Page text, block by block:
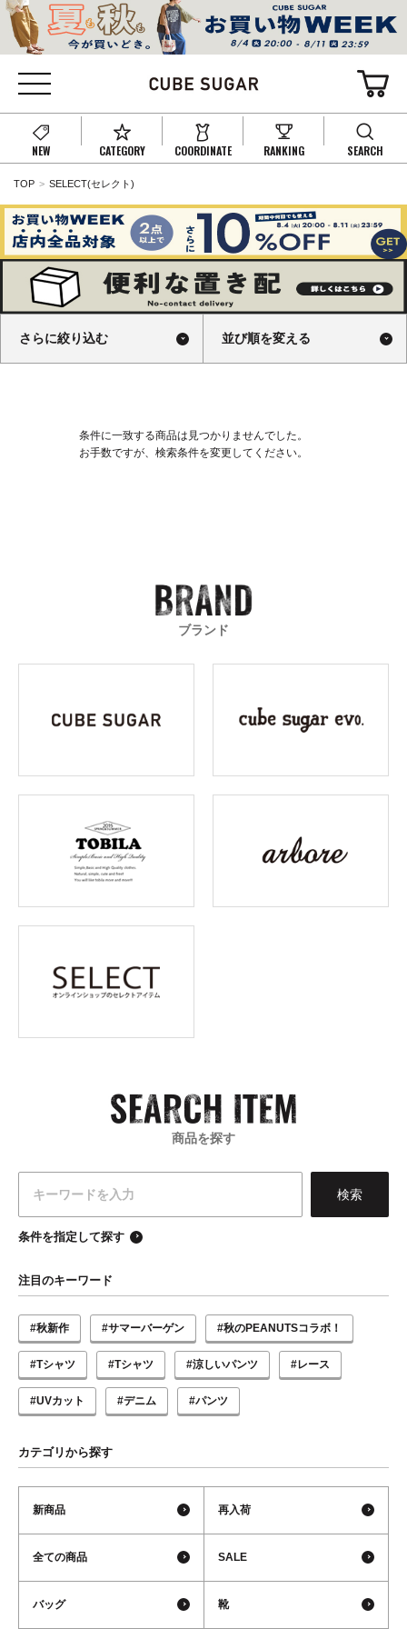
NEW CATEGORY COORDINATE RANKING SEARCH
TOP SELECT(セレクト)
さらに絞り込む 並び順を変える
条件に一致する商品は見つかりませんでした。
お手数ですが、検索条件を変更してください。
ブランド
商品を探す
条件を指定して探す
注目のキーワード
#秋新作 #サマーバーゲン #秋のPEANUTSコラボ！
#Tシャツ #Tシャツ #涼しいパンツ #レース
#UVカット #デニム #パンツ
カテゴリから探す
新商品 再入荷
全ての商品 SALE
バッグ 靴